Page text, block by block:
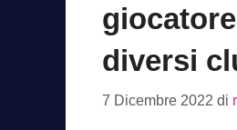
diversi
7 Dicembre 2022 di